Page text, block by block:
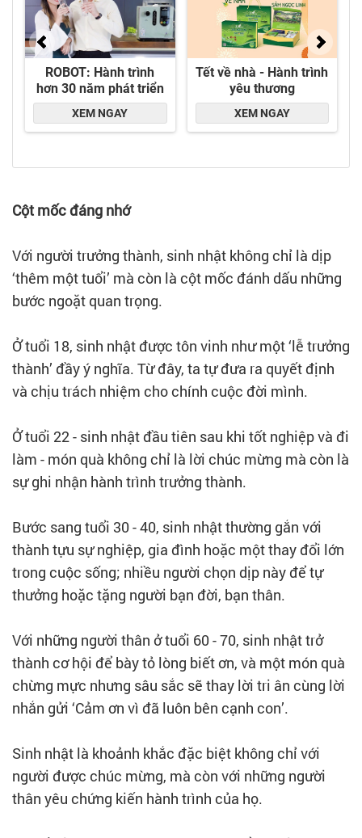
Cột mốc đáng nhớ
Với người trưởng thành, sinh nhật không chỉ là dịp
‘thêm một tuổi’ mà còn là cột mốc đánh dấu những
bước ngoặt quan trọng.
Ở tuổi 18, sinh nhật được tôn vinh như một ‘lễ trưởng
thành’ đầy ý nghĩa. Từ đây, ta tự đưa ra quyết định
và chịu trách nhiệm cho chính cuộc đời mình.
Ở tuổi 22 - sinh nhật đầu tiên sau khi tốt nghiệp và đi
làm - món quà không chỉ là lời chúc mừng mà còn là
sự ghi nhận hành trình trưởng thành.
Bước sang tuổi 30 - 40, sinh nhật thường gắn với
thành tựu sự nghiệp, gia đình hoặc một thay đổi lớn
trong cuộc sống; nhiều người chọn dịp này để tự
thưởng hoặc tặng người bạn đời, bạn thân.
Với những người thân ở tuổi 60 - 70, sinh nhật trở
thành cơ hội để bày tỏ lòng biết ơn, và một món quà
chừng mực nhưng sâu sắc sẽ thay lời tri ân cùng lời
nhắn gửi ‘Cảm ơn vì đã luôn bên cạnh con’.
Sinh nhật là khoảnh khắc đặc biệt không chỉ với
người được chúc mừng, mà còn với những người
thân yêu chứng kiến hành trình của họ.